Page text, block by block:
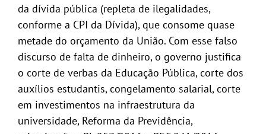
da dívida pública (repleta de ilegalidades,
conforme a CPI da Dívida), que consome quase
metade do orçamento da União. Com esse falso
discurso de falta de dinheiro, o governo justifica
o corte de verbas da Educação Pública, corte dos
auxílios estudantis, congelamento salarial, corte
em investimentos na infraestrutura da
universidade, Reforma da Previdência,